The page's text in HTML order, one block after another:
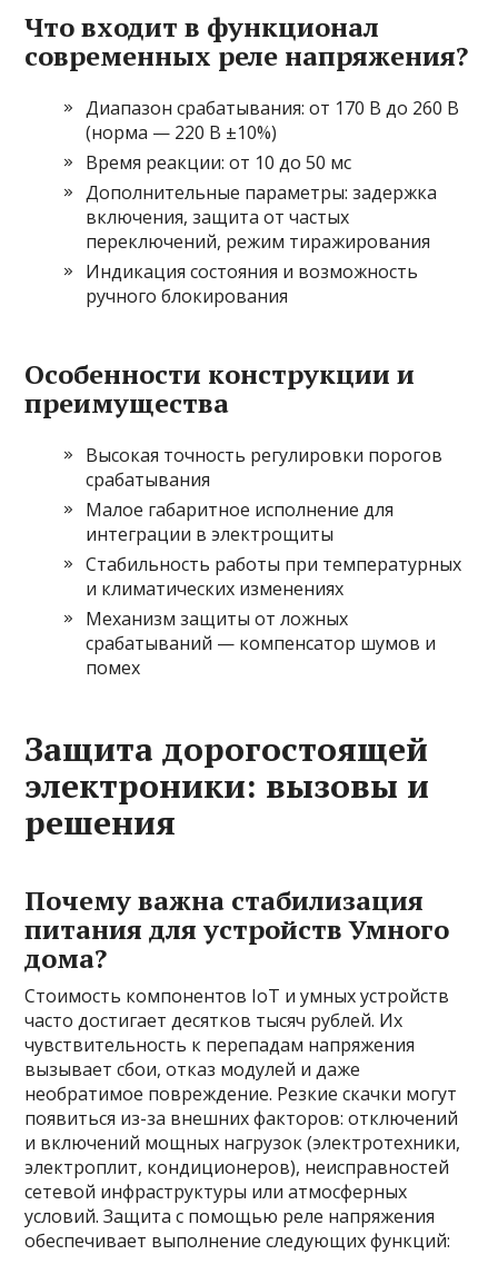
Что входит в функционал
современных реле напряжения?
Диапазон срабатывания: от 170 В до 260 В
(норма — 220 В ±10%)
Время реакции: от 10 до 50 мс
Дополнительные параметры: задержка
включения, защита от частых
переключений, режим тиражирования
Индикация состояния и возможность
ручного блокирования
Особенности конструкции и
преимущества
Высокая точность регулировки порогов
срабатывания
Малое габаритное исполнение для
интеграции в электрощиты
Стабильность работы при температурных
и климатических изменениях
Механизм защиты от ложных
срабатываний — компенсатор шумов и
помех
Защита дорогостоящей
электроники: вызовы и
решения
Почему важна стабилизация
питания для устройств Умного
дома?
Стоимость компонентов IoT и умных устройств
часто достигает десятков тысяч рублей. Их
чувствительность к перепадам напряжения
вызывает сбои, отказ модулей и даже
необратимое повреждение. Резкие скачки могут
появиться из-за внешних факторов: отключений
и включений мощных нагрузок (электротехники,
электроплит, кондиционеров), неисправностей
сетевой инфраструктуры или атмосферных
условий. Защита с помощью реле напряжения
обеспечивает выполнение следующих функций: